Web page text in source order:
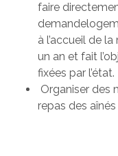
faire
à l’accueil de
un an et fait
fixées par l’état.
Organiser des
repas des aînés